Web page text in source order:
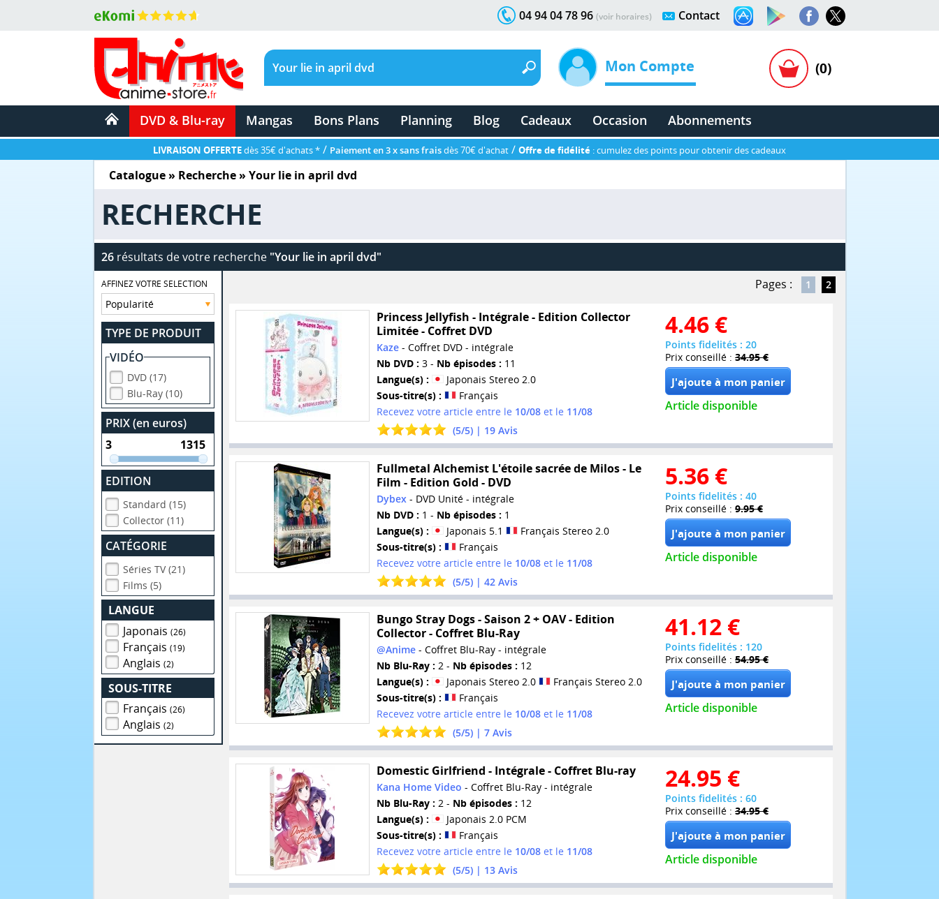
Contact
04 94 04 78 96 (voir horaires)
Mon Compte (0)
DVD & Blu-ray Mangas Bons Plans Planning Blog Cadeaux Occasion Abonnements
LIVRAISON OFFERTEdès 35€ d'achats * / Paiement en 3 x sans fraisdès 70€ d'achat / Offre de fidélité : cumulez des points pour obtenir des cadeaux
Catalogue» Recherche » Your lie in april dvd
RECHERCHE
26résultats de votre recherche "Your lie in april dvd"
AFFINEZ VOTRE SELECTION
TYPE DE PRODUIT
VIDÉO
DVD (17)
Blu-Ray (10)
PRIX (en euros)
EDITION
Standard (15)
Collector (11)
CATÉGORIE
Séries TV (21)
Films (5)
LANGUE
Japonais(26)
Français(19)
Anglais(2)
SOUS-TITRE
Français(26)
Anglais(2)
Pages : 1 2
Princess Jellyfish - Intégrale - Edition Collector
Limitée - Coffret DVD
Kaze- Coffret DVD - intégrale
Nb DVD : 3 - Nb épisodes : 11
Langue(s) :
Japonais Stereo 2.0
Sous-titre(s) :
Français
Recevez votre article entre le 10/08et le 11/08
(5/5) | 19Avis
4.46 €
Points fidelités : 20
Prix conseillé : 34.95 €
Article disponible
Fullmetal Alchemist L'étoile sacrée de Milos - Le
Film - Edition Gold - DVD
Dybex- DVD Unité - intégrale
Nb DVD : 1 - Nb épisodes : 1
Langue(s) :
Japonais 5.1
Français Stereo 2.0
Sous-titre(s) :
Français
Recevez votre article entre le 10/08et le 11/08
(5/5) | 42Avis
5.36 €
Points fidelités : 40
Prix conseillé : 9.95 €
Article disponible
Bungo Stray Dogs - Saison 2 + OAV - Edition
Collector - Coffret Blu-Ray
@Anime- Coffret Blu-Ray - intégrale
Nb Blu-Ray : 2 - Nb épisodes : 12
Langue(s) :
Japonais Stereo 2.0
Français Stereo 2.0
Sous-titre(s) :
Français
Recevez votre article entre le 10/08et le 11/08
(5/5) | 7Avis
41.12 €
Points fidelités : 120
Prix conseillé : 54.95 €
Article disponible
Domestic Girlfriend - Intégrale - Coffret Blu-ray
Kana Home Video - Coffret Blu-Ray - intégrale
Nb Blu-Ray : 2 - Nb épisodes : 12
Langue(s) :
Japonais 2.0 PCM
Sous-titre(s) :
Français
Recevez votre article entre le 10/08et le 11/08
(5/5) | 13Avis
24.95 €
Points fidelités : 60
Prix conseillé : 34.95 €
Article disponible